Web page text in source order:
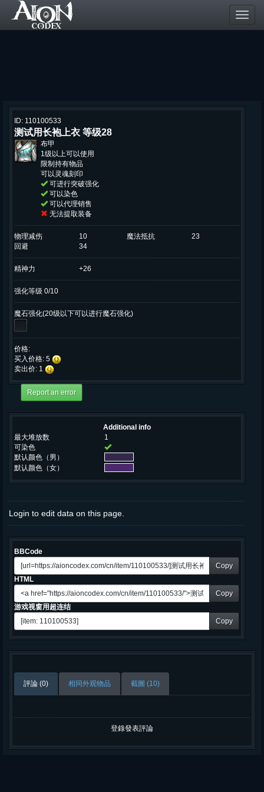
ID: 110100533
测试用长袍上衣 等级28
布甲
1级以上可以使用
限制持有物品
可以灵魂刻印
可进行突破强化
可以染色
可以代理销售
无法提取装备
物理减伤 10 魔法抵抗
23
回避
34
精神力 +26
强化等级 0/10
魔石强化(20级以下可以进行魔石强化)
价格:
买入价格: 5
卖出价: 1
Additional info
最大堆放数
1
可染色
默认颜色（男）
默认颜色（女）
Login to edit data on this page.
BBCode
Copy
HTML
Copy
游戏视窗用超连结
Copy
評論 (0) 相同外观物品 截圖 (10)
登錄發表評論